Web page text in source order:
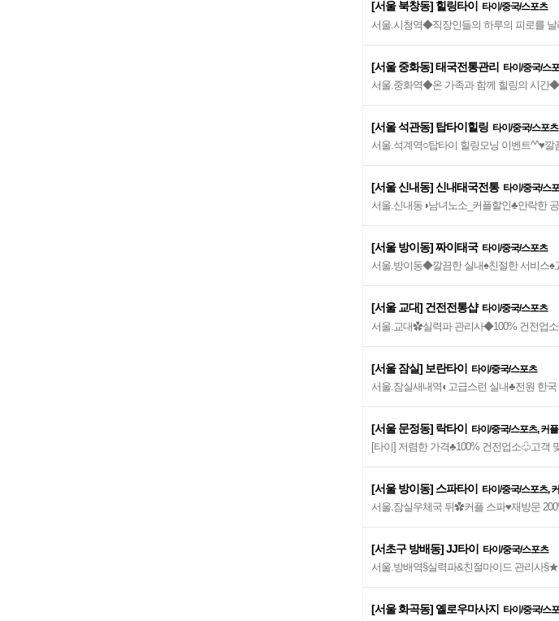
[서울 북창동] 힐링타이
타이/중국/스포츠
서울.시청역◆직장인들의 하루의 피로를
[서울 중화동] 태국전통관리
타이/중국/스
서울.중화역◆온 가족과 함께 힐링의 시간◆
[서울 석관동] 탑타이힐링 타이/중국/스포츠
서울.석계역○탑타이 힐링모닝 이벤트^^♥
[서울 신내동] 신내태국전통 타이/중국/스
서울.신내동◑남녀노소_커플할인♣안락한
[서울 방이동] 짜이태국 타이/중국/스포츠
서울.방이동◆깔끔한 실내♠친절한 서비스♠
[서울 교대] 건전전통샵 타이/중국/스포츠
서울.교대✿실력파 관리사◆100% 건전업
[서울 잠실] 보란타이 타이/중국/스포츠
서울.잠실새내역◐고급스런 실내♣전원 한
[서울 문정동] 락타이
타이/중국/스포츠, 커플
[타이] 저렴한 가격♣100% 건전업소♧고객
[서울 방이동] 스파타이
타이/중국/스포츠,
서울.잠실우체국 뒤✿커플 스파♥재방문
[서초구 방배동] JJ타이
타이/중국/스포츠
서울.방배역§실력파&친절마이드 관리사
[서울 화곡동] 옐로우마사지
타이/중국/스